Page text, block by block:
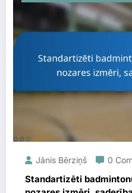
Jānis Bērziņš 0
Standartizēti